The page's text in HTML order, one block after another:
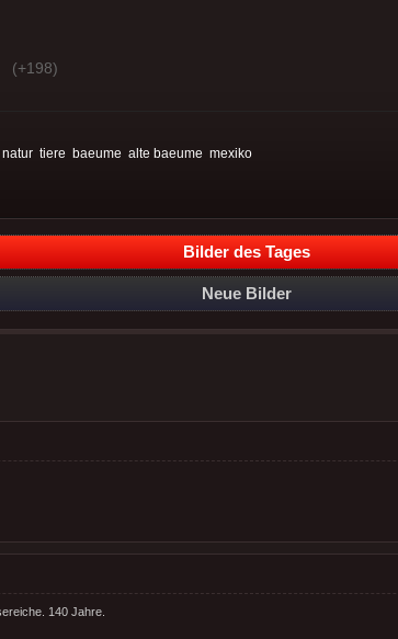
(+198)
natur tiere baeume alte baeume mexiko
Bilder des Tages
Neue Bilder
140 Jahre.